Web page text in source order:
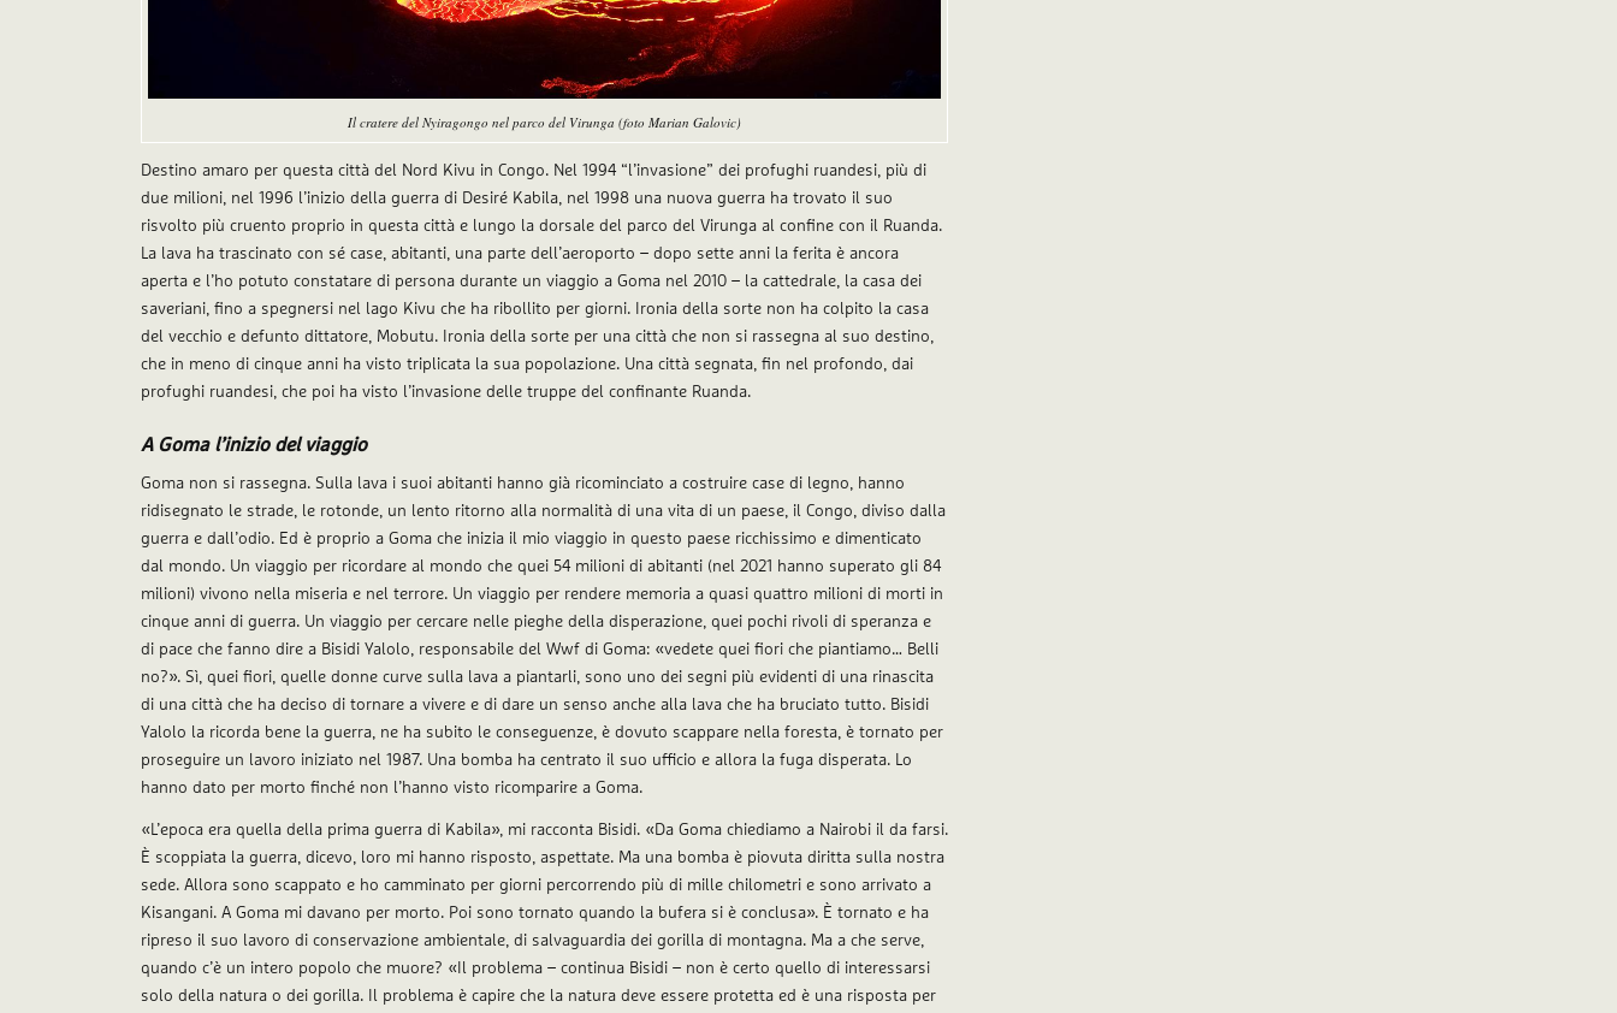
Il cratere del Nyiragongo nel parco del Virunga (foto Marian Galovic)
Destino amaro per questa città del Nord Kivu in Congo. Nel 1994 “l’invasione” dei profughi ruandesi, più di
due milioni, nel 1996 l’inizio della guerra di Desiré Kabila, nel 1998 una nuova guerra ha trovato il suo
risvolto più cruento proprio in questa città e lungo la dorsale del parco del Virunga al confine con il Ruanda.
La lava ha trascinato con sé case, abitanti, una parte dell’aeroporto – dopo sette anni la ferita è ancora
aperta e l’ho potuto constatare di persona durante un viaggio a Goma nel 2010 – la cattedrale, la casa dei
saveriani, fino a spegnersi nel lago Kivu che ha ribollito per giorni. Ironia della sorte non ha colpito la casa
del vecchio e defunto dittatore, Mobutu. Ironia della sorte per una città che non si rassegna al suo destino,
che in meno di cinque anni ha visto triplicata la sua popolazione. Una città segnata, fin nel profondo, dai
profughi ruandesi, che poi ha visto l’invasione delle truppe del confinante Ruanda.
A Goma l’inizio del viaggio
Goma non si rassegna. Sulla lava i suoi abitanti hanno già ricominciato a costruire case di legno, hanno
ridisegnato le strade, le rotonde, un lento ritorno alla normalità di una vita di un paese, il Congo, diviso dalla
guerra e dall’odio. Ed è proprio a Goma che inizia il mio viaggio in questo paese ricchissimo e dimenticato
dal mondo. Un viaggio per ricordare al mondo che quei 54 milioni di abitanti (nel 2021 hanno superato gli 84
milioni) vivono nella miseria e nel terrore. Un viaggio per rendere memoria a quasi quattro milioni di morti in
cinque anni di guerra. Un viaggio per cercare nelle pieghe della disperazione, quei pochi rivoli di speranza e
di pace che fanno dire a Bisidi Yalolo, responsabile del Wwf di Goma: «vedete quei fiori che piantiamo… Belli
no?». Sì, quei fiori, quelle donne curve sulla lava a piantarli, sono uno dei segni più evidenti di una rinascita
di una città che ha deciso di tornare a vivere e di dare un senso anche alla lava che ha bruciato tutto. Bisidi
Yalolo la ricorda bene la guerra, ne ha subito le conseguenze, è dovuto scappare nella foresta, è tornato per
proseguire un lavoro iniziato nel 1987. Una bomba ha centrato il suo ufficio e allora la fuga disperata. Lo
hanno dato per morto finché non l’hanno visto ricomparire a Goma.
«L’epoca era quella della prima guerra di Kabila», mi racconta Bisidi. «Da Goma chiediamo a Nairobi il da farsi.
È scoppiata la guerra, dicevo, loro mi hanno risposto, aspettate. Ma una bomba è piovuta diritta sulla nostra
sede. Allora sono scappato e ho camminato per giorni percorrendo più di mille chilometri e sono arrivato a
Kisangani. A Goma mi davano per morto. Poi sono tornato quando la bufera si è conclusa». È tornato e ha
ripreso il suo lavoro di conservazione ambientale, di salvaguardia dei gorilla di montagna. Ma a che serve,
quando c’è un intero popolo che muore? «Il problema – continua Bisidi – non è certo quello di interessarsi
solo della natura o dei gorilla. Il problema è capire che la natura deve essere protetta ed è una risposta per